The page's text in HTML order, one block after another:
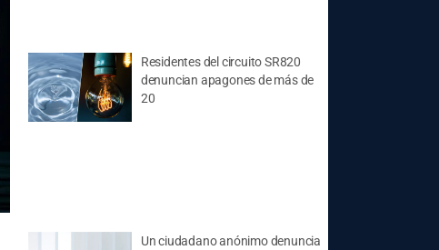
Residentes del circuito SR820
denuncian apagones de más de
20
Un ciudadano anónimo denuncia